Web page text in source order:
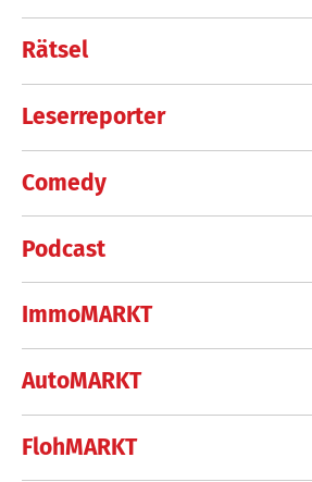
Rätsel
Leserreporter
Comedy
Podcast
ImmoMARKT
AutoMARKT
FlohMARKT